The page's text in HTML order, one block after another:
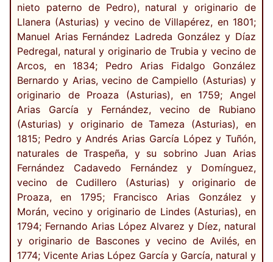
nieto paterno de Pedro), natural y originario de
Llanera (Asturias) y vecino de Villapérez, en 1801;
Manuel Arias Fernández Ladreda González y Díaz
Pedregal, natural y originario de Trubia y vecino de
Arcos, en 1834; Pedro Arias Fidalgo González
Bernardo y Arias, vecino de Campiello (Asturias) y
originario de Proaza (Asturias), en 1759; Angel
Arias García y Fernández, vecino de Rubiano
(Asturias) y originario de Tameza (Asturias), en
1815; Pedro y Andrés Arias García López y Tuñón,
naturales de Traspeña, y su sobrino Juan Arias
Fernández Cadavedo Fernández y Domínguez,
vecino de Cudillero (Asturias) y originario de
Proaza, en 1795; Francisco Arias González y
Morán, vecino y originario de Lindes (Asturias), en
1794; Fernando Arias López Alvarez y Díez, natural
y originario de Bascones y vecino de Avilés, en
1774; Vicente Arias López García y García, natural y